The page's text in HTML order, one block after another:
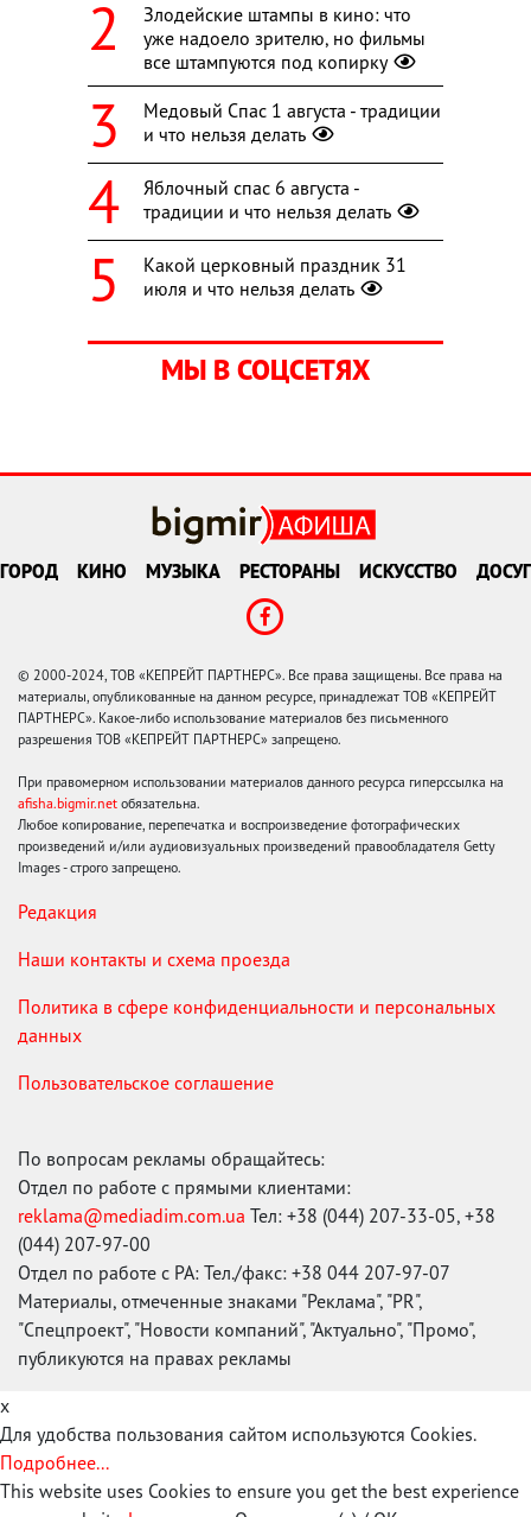
Злодейские штампы в кино: что
уже надоело зрителю, но фильмы
все штампуются под копирку
Медовый Спас 1 августа - традиции
и что нельзя делать
Яблочный спас 6 августа -
традиции и что нельзя делать
Какой церковный праздник 31
июля и что нельзя делать
МЫ В СОЦСЕТЯХ
ГОРОД КИНО МУЗЫКА РЕСТОРАНЫ ИСКУССТВО ДОСУГ
© 2000-2024, ТОВ «КЕПРЕЙТ ПАРТНЕРС». Все права защищены. Все права на
материалы, опубликованные на данном ресурсе, принадлежат ТОВ «КЕПРЕЙТ
ПАРТНЕРС». Какое-либо использование материалов без письменного
разрешения ТОВ «КЕПРЕЙТ ПАРТНЕРС» запрещено.
При правомерном использовании материалов данного ресурса гиперссылка на
afisha.bigmir.net обязательна.
Любое копирование, перепечатка и воспроизведение фотографических
произведений и/или аудиовизуальных произведений правообладателя Getty
Images - строго запрещено.
Редакция
Наши контакты и схема проезда
Политика в сфере конфиденциальности и персональных
данных
Пользовательское соглашение
По вопросам рекламы обращайтесь:
Отдел по работе с прямыми клиентами:
reklama@mediadim.com.ua Тел: +38 (044) 207-33-05, +38
(044) 207-97-00
Отдел по работе с РА: Тел./факс: +38 044 207-97-07
Материалы, отмеченные знаками "Реклама", "PR",
"Спецпроект", "Новости компаний", "Актуально", "Промо",
публикуются на правах рекламы
x
Для удобства пользования сайтом используются Cookies.
Подробнее...
This website uses Cookies to ensure you get the best experience